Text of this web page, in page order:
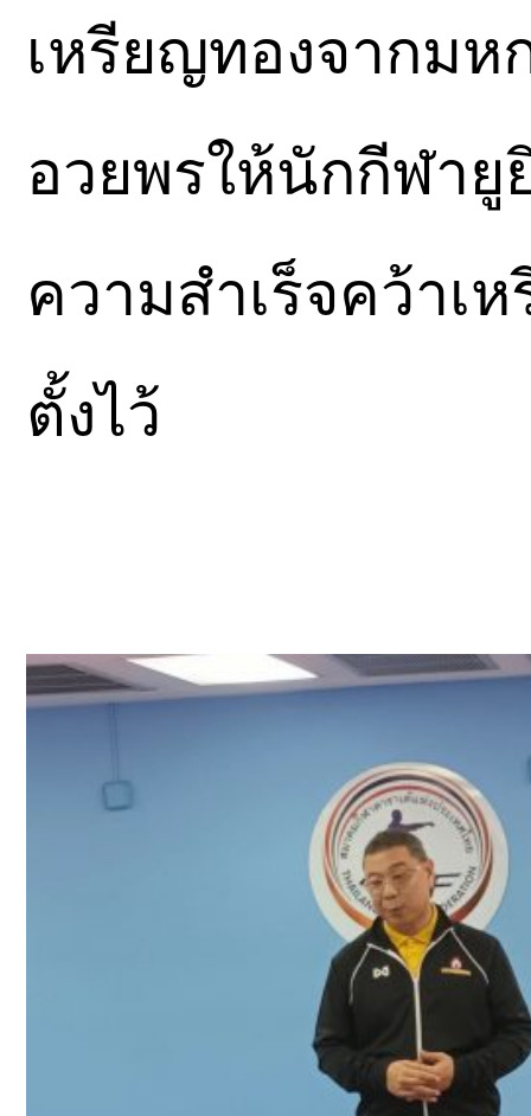
เหรียญทองจากมห
อวยพรให้นักกีฬา
ความสำเร็จคว้าเ
ตั้งไว้